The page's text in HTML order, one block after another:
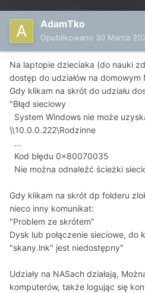
AdamTko
Opublikowano 30 Marca
Na laptopie dzieciaka (do nauki
dostęp do udziałów na domowym
Gdy klikam na skrót do udziału
"Błąd sieciowy
System Windows nie może
\\10.0.0.222\Rodzinne
...
Kod błędu 0x80070035
Nie można odnaleźć ścieżki
Gdy klikam na skrót dp folderu
nieco inny komunikat:
"Problem ze skrótem"
Dysk lub połączenie sieciowe, do
"skany.lnk" jest niedostępny"
Udziały na NASach działają,
komputerów, także logując się